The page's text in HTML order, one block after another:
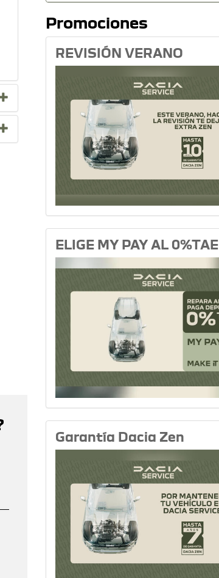
Promociones
REVISIÓN VERANO
ELIGE MY PAY AL 0%TAE
Garantía Dacia Zen